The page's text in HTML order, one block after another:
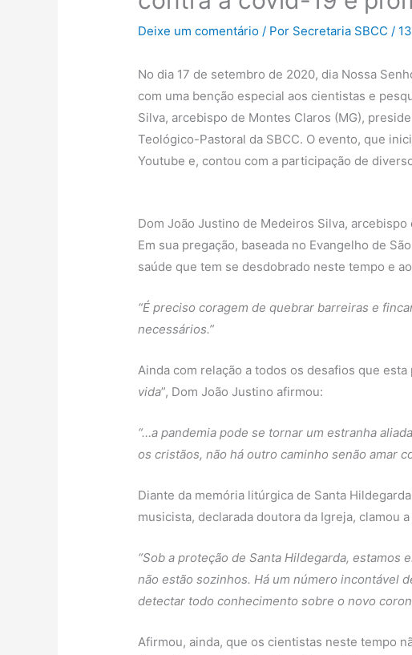
Deixe um comentário / Por Secretaria SBCC/
No dia 17 de setembro de 2020, dia Nossa
com uma benção especial aos cientistas e
Silva, arcebispo de Montes Claros (MG),
Teológico-Pastoral da SBCC. O evento, que
Youtube e, contou com a participação de
Dom João Justino de Medeiros Silva, arcebispo
Em sua pregação, baseada no Evangelho de
saúde que tem se desdobrado neste tempo e
“É preciso coragem de quebrar barreiras e
necessários.”
Ainda com relação a todos os desafios que
vida”, Dom João Justino afirmou:
“…a pandemia pode se tornar um estranha
os cristãos, não há outro caminho senão amar
Diante da memória litúrgica de Santa
musicista, declarada doutora da Igreja, clamou
“Sob a proteção de Santa Hildegarda,
não estão sozinhos. Há um número incontável
detectar todo conhecimento sobre o novo
Afirmou, ainda, que os cientistas neste tempo